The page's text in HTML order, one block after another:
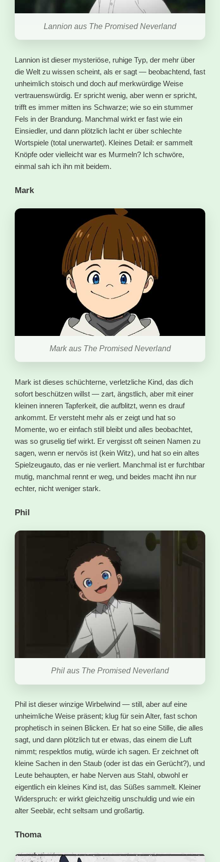
Lannion aus The Promised Neverland
Lannion ist dieser mysteriöse, ruhige Typ, der mehr über
die Welt zu wissen scheint, als er sagt — beobachtend, fast
unheimlich stoisch und doch auf merkwürdige Weise
vertrauenswürdig. Er spricht wenig, aber wenn er spricht,
trifft es immer mitten ins Schwarze; wie so ein stummer
Fels in der Brandung. Manchmal wirkt er fast wie ein
Einsiedler, und dann plötzlich lacht er über schlechte
Wortspiele (total unerwartet). Kleines Detail: er sammelt
Knöpfe oder vielleicht war es Murmeln? Ich schwöre,
einmal sah ich ihn mit beidem.
Mark
Mark aus The Promised Neverland
Mark ist dieses schüchterne, verletzliche Kind, das dich
sofort beschützen willst — zart, ängstlich, aber mit einer
kleinen inneren Tapferkeit, die aufblitzt, wenn es drauf
ankommt. Er versteht mehr als er zeigt und hat so
Momente, wo er einfach still bleibt und alles beobachtet,
was so gruselig tief wirkt. Er vergisst oft seinen Namen zu
sagen, wenn er nervös ist (kein Witz), und hat so ein altes
Spielzeugauto, das er nie verliert. Manchmal ist er furchtbar
mutig, manchmal rennt er weg, und beides macht ihn nur
echter, nicht weniger stark.
Phil
Phil aus The Promised Neverland
Phil ist dieser winzige Wirbelwind — still, aber auf eine
unheimliche Weise präsent; klug für sein Alter, fast schon
prophetisch in seinen Blicken. Er hat so eine Stille, die alles
sagt, und dann plötzlich tut er etwas, das einem die Luft
nimmt; respektlos mutig, würde ich sagen. Er zeichnet oft
kleine Sachen in den Staub (oder ist das ein Gerücht?), und
Leute behaupten, er habe Nerven aus Stahl, obwohl er
eigentlich ein kleines Kind ist, das Süßes sammelt. Kleiner
Widerspruch: er wirkt gleichzeitig unschuldig und wie ein
alter Seebär, echt seltsam und großartig.
Thoma